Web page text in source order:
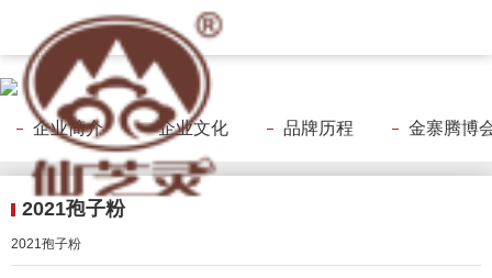
企业简介 企业文化 品牌历程 金寨腾博会官
2021孢子粉
2021孢子粉